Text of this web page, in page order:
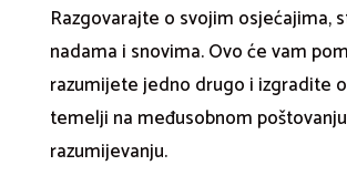
Razgovarajte o svojim osjećajima,
nadama i snovima. Ovo će vam
razumijete jedno drugo i izgradite
temelji na međusobnom
razumijevanju.